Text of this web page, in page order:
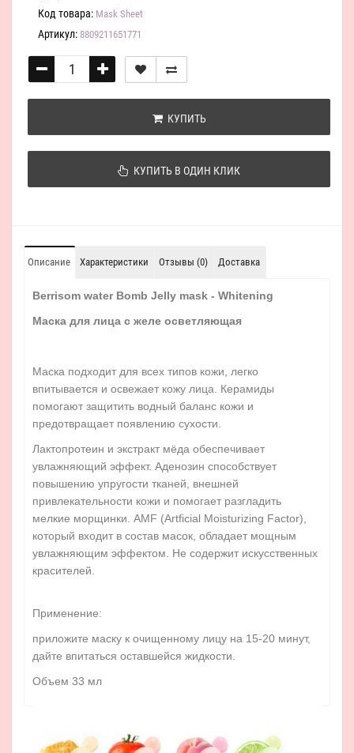
Код товара: Mask Sheet
Артикул: 8809211651771
КУПИТЬ
КУПИТЬ В ОДИН КЛИК
Описание Характеристики Отзывы (0) Доставка
Berrisom water Bomb Jelly mask - Whitening
Маска для лица с желе осветляющая
Маска подходит для всех типов кожи, легко
впитывается и освежает кожу лица. Керамиды
помогают защитить водный баланс кожи и
предотвращает появлению сухости.
Лактопротеин и экстракт мёда обеспечивает
увлажняющий эффект. Аденозин способствует
повышению упругости тканей, внешней
привлекательности кожи и помогает разгладить
мелкие морщинки. AMF (Artficial Moisturizing Factor),
который входит в состав масок, обладает мощным
увлажняющим эффектом. Не содержит искусственных
красителей.
Применение:
приложите маску к очищенному лицу на 15-20 минут,
дайте впитаться оставшейся жидкости.
Объем 33 мл